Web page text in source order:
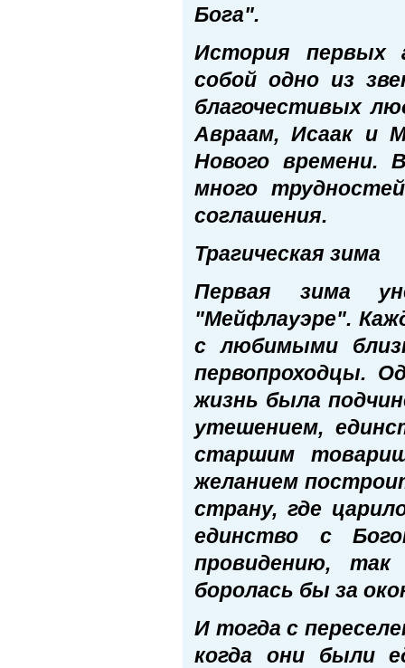
Бога".
История первых
собой одно из
благочестивых
Авраам, Исаак и
Нового времени.
много
соглашения.
Трагическая зима
Первая зима
"Мейфлауэре".
с любимыми
первопроходцы.
жизнь была
утешением,
старшим
желанием
страну, где
единство с
провидению, так
боролась бы за
И тогда с
когда они были